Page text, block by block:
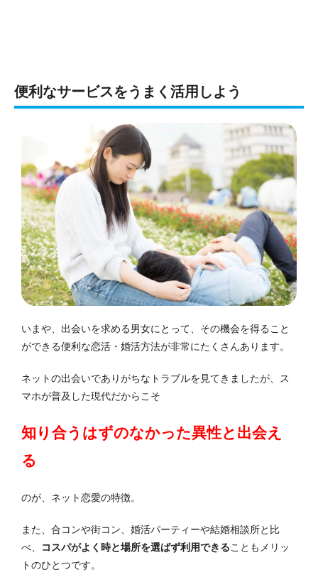
便利なサービスをうまく活用しよう
いまや、出会いを求める男女にとって、その機会を得ること
ができる便利な恋活・婚活方法が非常にたくさんあります。
ネットの出会いでありがちなトラブルを見てきましたが、ス
マホが普及した現代だからこそ
知り合うはずのなかった異性と出会え
る
のが、ネット恋愛の特徴。
また、合コンや街コン、婚活パーティーや結婚相談所と比
べ、
コスパがよく時と場所を選ばず利用できることもメリッ
トのひとつです。